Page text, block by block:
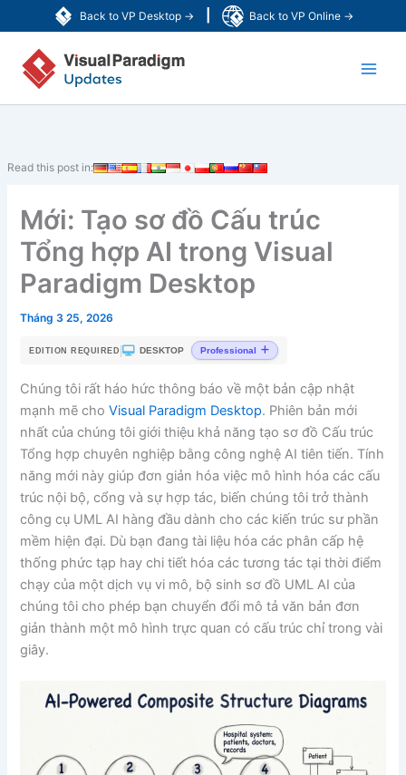
Back to VP Desktop → Back to VP Online →
tới
dung
Read this post in:
Mới: Tạo sơ đồ Cấu trúc
Tổng hợp AI trong Visual
Paradigm Desktop
Tháng 3 25, 2026
EDITION REQUIRED | DESKTOP Professional
Chúng tôi rất háo hức thông báo về một bản cập nhật
mạnh mẽ choVisual Paradigm Desktop. Phiên bản mới
nhất của chúng tôi giới thiệu khả năng tạo sơ đồ Cấu trúc
Tổng hợp chuyên nghiệp bằng công nghệ AI tiên tiến. Tính
năng mới này giúp đơn giản hóa việc mô hình hóa các cấu
trúc nội bộ, cổng và sự hợp tác, biến chúng tôi trở thành
công cụ UML AI hàng đầu dành cho các kiến trúc sư phần
mềm hiện đại. Dù bạn đang tài liệu hóa các phân cấp hệ
thống phức tạp hay chi tiết hóa các tương tác tại thời điểm
chạy của một dịch vụ vi mô, bộ sinh sơ đồ UML AI của
chúng tôi cho phép bạn chuyển đổi mô tả văn bản đơn
giản thành một mô hình trực quan có cấu trúc chỉ trong vài
giây.